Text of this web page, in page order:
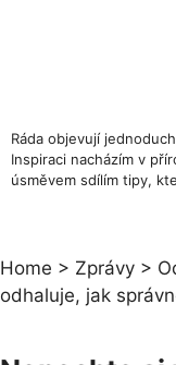
Ráda objevují
Inspiraci nacházím v
úsměvem sdílím tipy,
Home > Zprávy >
odhaluje, jak